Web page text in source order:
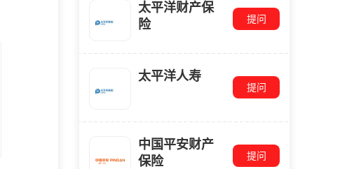
太平洋财产保
险
提问
太平洋人寿
提问
中国平安财产
保险
提问